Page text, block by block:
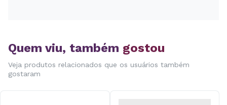
Quem viu, também gostou
Veja produtos relacionados que os usuários também
gostaram